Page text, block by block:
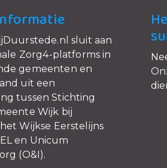
sluit aan
Zorg4-platforms in
gemeenten en
uit een
tussen Stichting
Wijk bij
Wijkse Eerstelijns
en Unicum
(O&I).